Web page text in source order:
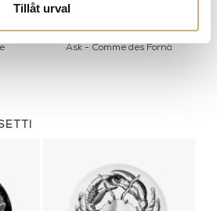
Tillåt urval
Ask - Comme des Fornà